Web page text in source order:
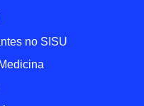
no SISU